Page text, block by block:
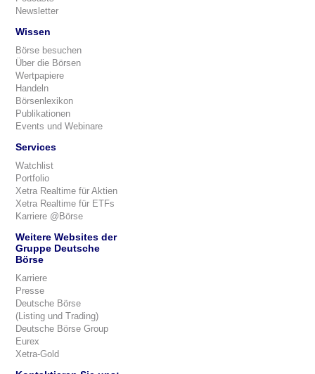
Newsletter
Wissen
Börse besuchen
Über die Börsen
Wertpapiere
Handeln
Börsenlexikon
Publikationen
Events und Webinare
Services
Watchlist
Portfolio
Xetra Realtime für Aktien
Xetra Realtime für ETFs
Karriere @Börse
Weitere Websites der
Gruppe Deutsche
Börse
Karriere
Presse
Deutsche Börse
(Listing und Trading)
Deutsche Börse Group
Eurex
Xetra-Gold